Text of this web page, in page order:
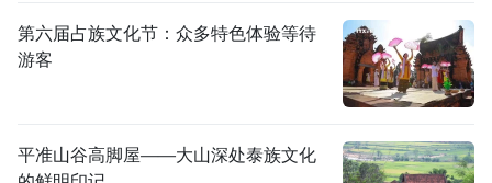
第六届占族文化节：众多特色体验等待
游客
平准山谷高脚屋——大山深处泰族文化